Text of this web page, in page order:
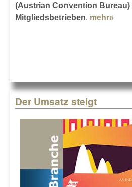
(Austrian Convention Bureau)
Mitgliedsbetrieben. mehr»
Der Umsatz steigt